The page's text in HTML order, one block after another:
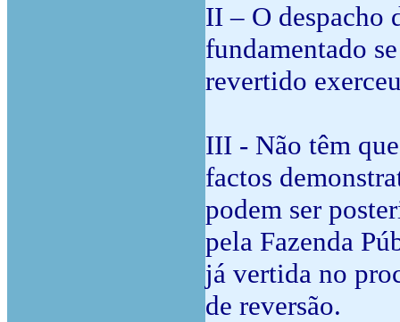
II – O despacho
fundamentado
revertido
III - Não têm
factos
podem ser
pela Fazenda
já vertida no
de reversão.